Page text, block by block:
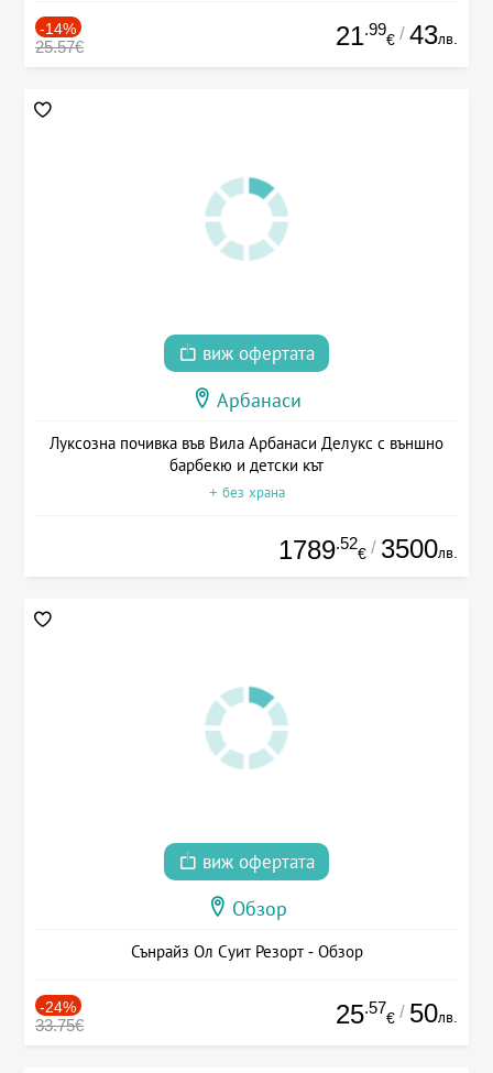
-14%
25.57€ 21.99
€ / 43лв.
виж офертата
Арбанаси
Луксозна почивка във Вила Арбанаси Делукс с външно
барбекю и детски кът
+ без храна
1789.52
€ / 3500лв.
виж офертата
Обзор
Сънрайз Ол Суит Резорт - Обзор
-24%
33.75€ 25.57
€ / 50лв.